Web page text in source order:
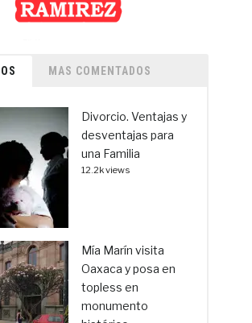
MAS COMENTADOS
Divorcio. Ventajas y
desventajas para
una Familia
12.2k views
Mía Marín visita
Oaxaca y posa en
topless en
monumento